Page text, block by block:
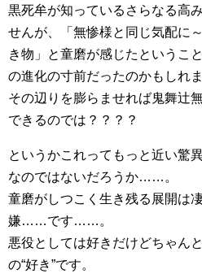
黒死牟が知っているさらなる高
せんが、「無惨様と同じ気配に
き物」と童磨が感じたというこ
の進化の寸前だったのかもしれま
その辺りを膨らませれば鬼舞辻
できるのでは？？？？
というかこれってもっと近い驚
なのではないだろうか……。
童磨がしつこく生き残る展開は
嫌……です……。
悪役としては好きだけどちゃん
の“好き”です。